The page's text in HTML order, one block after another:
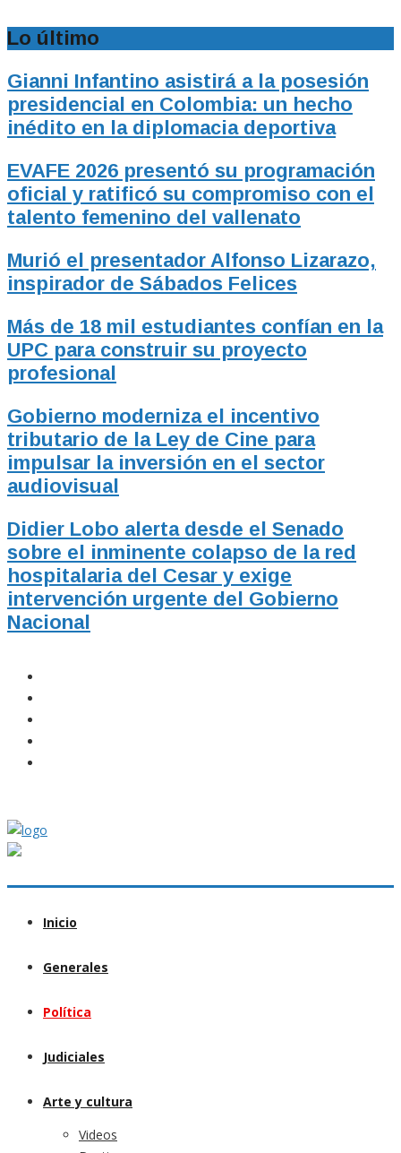
Lo último
Gianni Infantino asistirá a la posesión
presidencial en Colombia: un hecho
inédito en la diplomacia deportiva
EVAFE 2026 presentó su programación
oficial y ratificó su compromiso con el
talento femenino del vallenato
Murió el presentador Alfonso Lizarazo,
inspirador de Sábados Felices
Más de 18 mil estudiantes confían en la
UPC para construir su proyecto
profesional
Gobierno moderniza el incentivo
tributario de la Ley de Cine para
impulsar la inversión en el sector
audiovisual
Didier Lobo alerta desde el Senado
sobre el inminente colapso de la red
hospitalaria del Cesar y exige
intervención urgente del Gobierno
Nacional
Inicio
Generales
Política
Judiciales
Arte y cultura
Videos